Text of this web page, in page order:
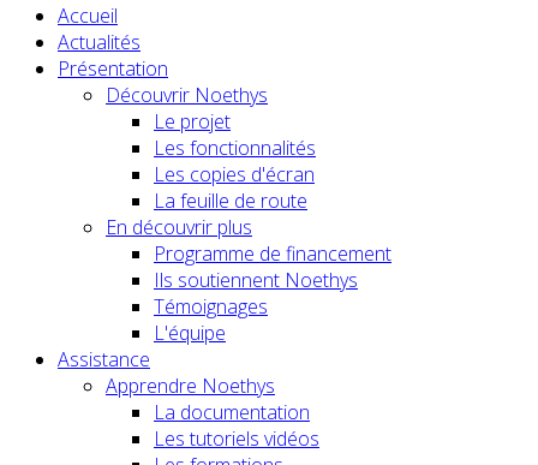
Accueil
Actualités
Présentation
Découvrir Noethys
Le projet
Les fonctionnalités
Les copies d'écran
La feuille de route
En découvrir plus
Programme de financement
Ils soutiennent Noethys
Témoignages
L'équipe
Assistance
Apprendre Noethys
La documentation
Les tutoriels vidéos